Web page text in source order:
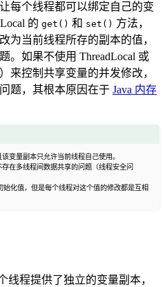
每个线程都可以绑定自己的变
的 get() 和 set() 方法，
为当前线程所存的副本的值，
。如果不使用 ThreadLocal 或
来控制共享变量的并发修改，
题，其根本原因在于 Java 内存
变量副本只允许当前线程自己使用。
在多线程间数据共享的问题（线程安全问
始化值，但是每个线程对这个值的修改都是互相
线程提供了独立的变量副本，